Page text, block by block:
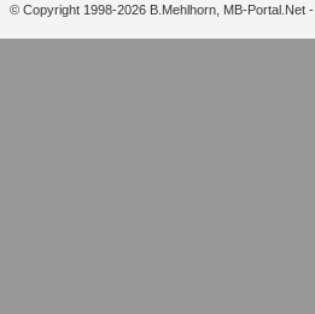
© Copyright 1998-2026 B.Mehlhorn, MB-Portal.Net -